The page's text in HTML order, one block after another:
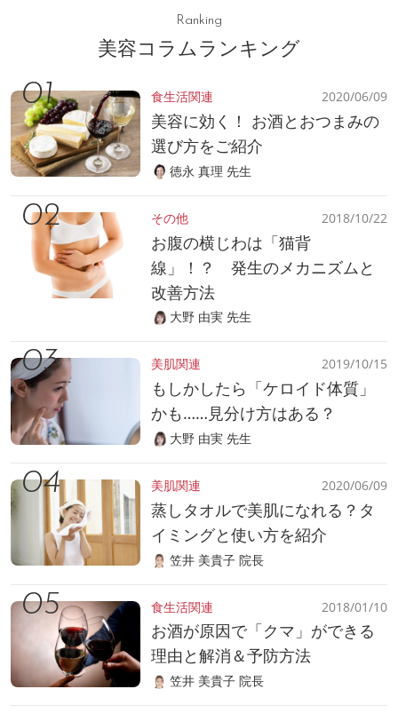
Ranking
美容コラムランキング
食生活関連 2020/06/09
美容に効く！ お酒とおつまみの
選び方をご紹介
徳永 真理 先生
その他 2018/10/22
お腹の横じわは「猫背
線」！？ 発生のメカニズムと
改善方法
大野 由実 先生
美肌関連 2019/10/15
もしかしたら「ケロイド体質」
かも……見分け方はある？
大野 由実 先生
美肌関連 2020/06/09
蒸しタオルで美肌になれる？タ
イミングと使い方を紹介
笠井 美貴子 院長
食生活関連 2018/01/10
お酒が原因で「クマ」ができる
理由と解消＆予防方法
笠井 美貴子 院長